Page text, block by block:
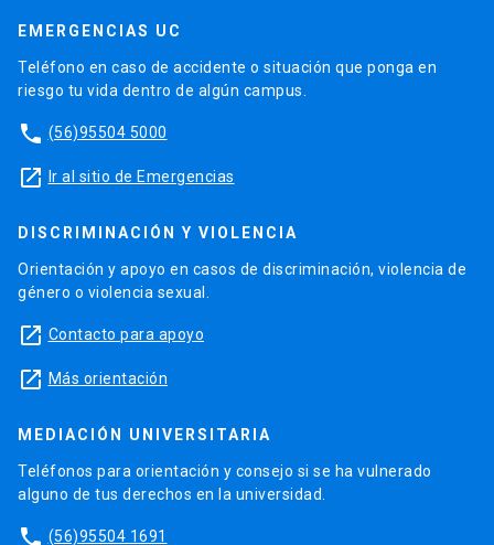
EMERGENCIAS UC
Teléfono en caso de accidente o situación que ponga en
riesgo tu vida dentro de algún campus.
phone (56)95504 5000
launch Ir al sitio de Emergencias
DISCRIMINACIÓN Y VIOLENCIA
Orientación y apoyo en casos de discriminación, violencia de
género o violencia sexual.
launch Contacto para apoyo
launch Más orientación
MEDIACIÓN UNIVERSITARIA
Teléfonos para orientación y consejo si se ha vulnerado
alguno de tus derechos en la universidad.
phone (56)95504 1691